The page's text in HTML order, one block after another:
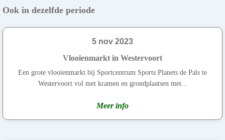
Ook in dezelfde periode
5 nov 2023
Vlooienmarkt in Westervoort
Een grote vlooienmarkt bij Sportcentrum Sports Planets de Pals te
Westervoort vol met kramen en grondplaatsen met...
Meer info